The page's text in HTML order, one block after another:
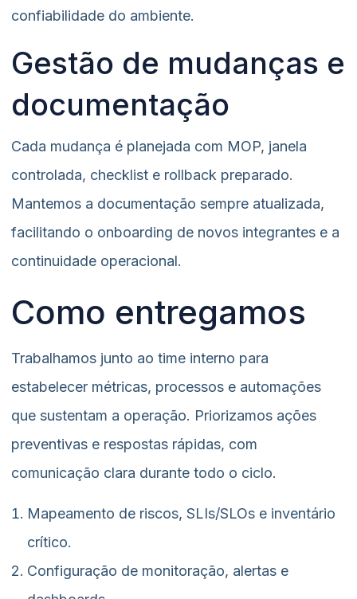
confiabilidade do ambiente.
Gestão de mudanças e
documentação
Cada mudança é planejada com MOP, janela
controlada, checklist e rollback preparado.
Mantemos a documentação sempre atualizada,
facilitando o onboarding de novos integrantes e a
continuidade operacional.
Como entregamos
Trabalhamos junto ao time interno para
estabelecer métricas, processos e automações
que sustentam a operação. Priorizamos ações
preventivas e respostas rápidas, com
comunicação clara durante todo o ciclo.
Mapeamento de riscos, SLIs/SLOs e inventário
crítico.
Configuração de monitoração, alertas e